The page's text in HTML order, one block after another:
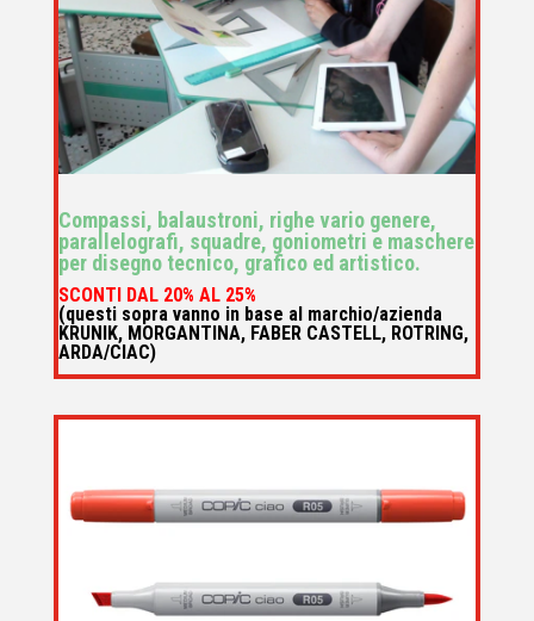
Compassi, balaustroni, righe vario genere,
parallelografi, squadre, goniometri e maschere
per disegno tecnico, grafico ed artistico.
SCONTI DAL 20% AL 25%
(questi sopra vanno in base al marchio/azienda
KRUNIK, MORGANTINA, FABER CASTELL, ROTRING,
ARDA/CIAC)